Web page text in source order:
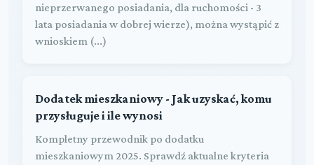
nieprzerwanego posiadania, dla ruchomości - 3
lata posiadania w dobrej wierze), można wystąpić z
wnioskiem (...)
Dodatek mieszkaniowy - Jak uzyskać, komu
przysługuje i ile wynosi
Kompletny przewodnik po dodatku
mieszkaniowym 2025. Sprawdź aktualne kryteria